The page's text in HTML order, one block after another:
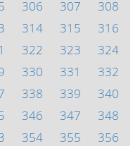
306 307
308
314 315
316
322 323
324
330 331
332
338 339
340
346 347
348
354 355 356